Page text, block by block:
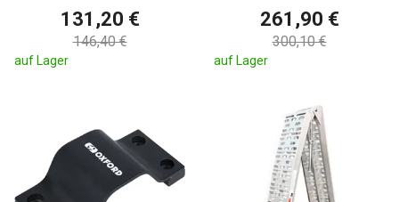
131,20 €
146,40 €
auf Lager
261,90 €
300,10 €
auf Lager